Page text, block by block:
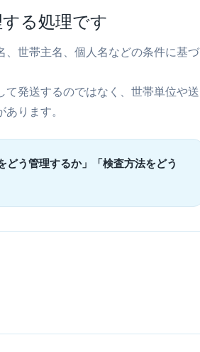
る処理です
世帯主名、個人名などの条件に基づ
発送するのではなく、世帯単位や送
ります。
う管理するか」「検査方法をどう